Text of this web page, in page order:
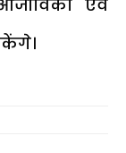
एवं